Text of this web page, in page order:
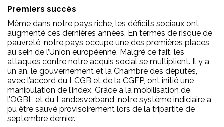
Premiers succès
Même dans notre pays riche, les déficits sociaux ont
augmenté ces dernières années. En termes de risque de
pauvreté, notre pays occupe une des premières places
au sein de l’Union européenne. Malgré ce fait, les
attaques contre notre acquis social se multiplient. Il y a
un an, le gouvernement et la Chambre des députés,
avec l’accord du LCGB et de la CGFP, ont initié une
manipulation de l’index. Grâce à la mobilisation de
l’OGBL et du Landesverband, notre système indiciaire a
pu être sauvé provisoirement lors de la tripartite de
septembre dernier.